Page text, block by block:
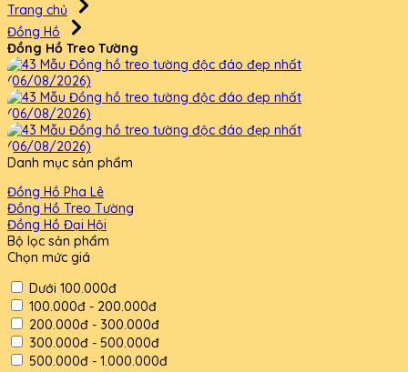
Trang chủ
Đồng Hồ
Đồng Hồ Treo Tường
Danh mục sản phẩm
Đồng Hồ Pha Lê
Đồng Hồ Treo Tường
Đồng Hồ Đại Hội
Bộ lọc sản phẩm
Chọn mức giá
Dưới 100.000đ
100.000đ - 200.000đ
200.000đ - 300.000đ
300.000đ - 500.000đ
500.000đ - 1.000.000đ